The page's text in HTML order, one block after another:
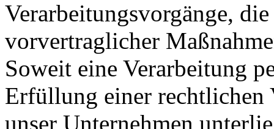
Verarbeitungsvorgänge,
vorvertraglicher
Soweit eine Verarbeitung
Erfüllung einer
unser Unternehmen